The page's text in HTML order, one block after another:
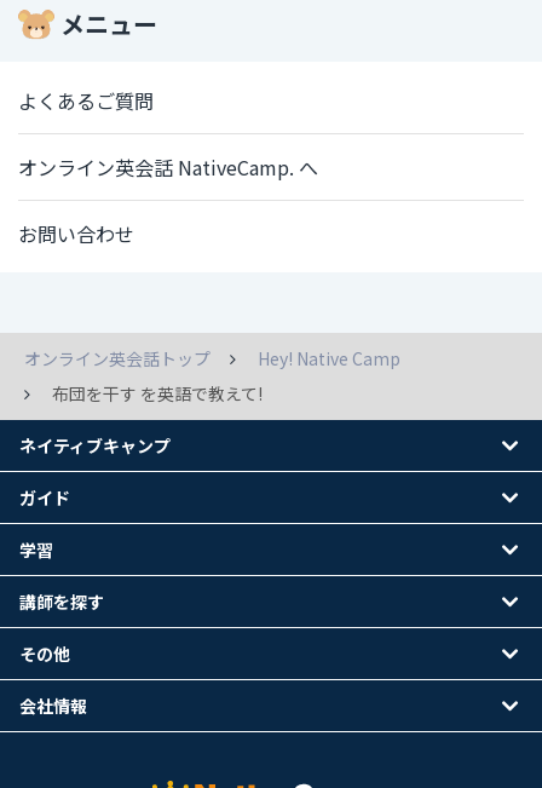
メニュー
よくあるご質問
オンライン英会話 NativeCamp. へ
お問い合わせ
オンライン英会話トップ
Hey! Native Camp
布団を干す を英語で教えて!
ネイティブキャンプ
ガイド
学習
講師を探す
その他
会社情報